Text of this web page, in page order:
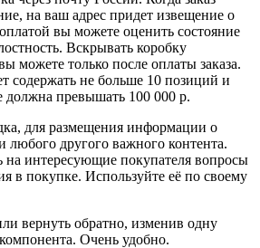
на ваш адрес придет извещение о
вы можете оценить состояние
Вскрывать коробку
можете только после оплаты заказа.
содержать не больше 10 позиций и
должна превышать 100 000 р.
для размещения информации о
любого другого важного контента.
на интересующие покупателя вопросы
в покупке. Используйте её по своему
вернуть обратно, изменив одну
Очень удобно.